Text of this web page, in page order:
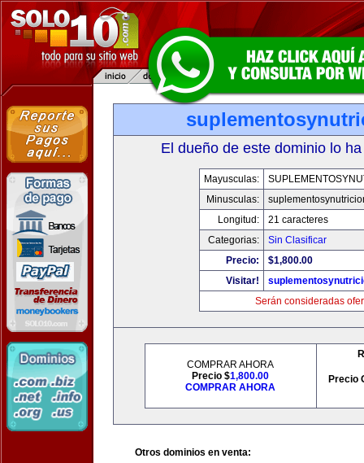
El dueño de este dominio lo
Mayusculas:
Minusculas:
Longitud:
21 caracteres
Categorias:
Sin Clasificar
Precio:
$1,800.00
Visitar!
Serán consideradas
COMPRAR AHORA
Precio $1,800.00
COMPRAR AHORA
Precio
Otros dominios en venta: